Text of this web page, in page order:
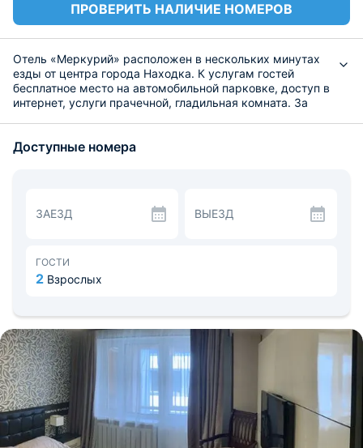
ПРОВЕРИТЬ НАЛИЧИЕ НОМЕРОВ
Отель «Меркурий» расположен в нескольких минутах
езды от центра города Находка. К услугам гостей
бесплатное место на автомобильной парковке, доступ в
интернет, услуги прачечной, гладильная комната. За
Все номера оформлены в светлых тонах. Из мебели и
сытные и вкусные блюда русской кухни.
Расстояние до международного аэропорта - 87 км, до
Доступные номера
ЗАЕЗД ВЫЕЗД
ГОСТИ
2 Взрослых